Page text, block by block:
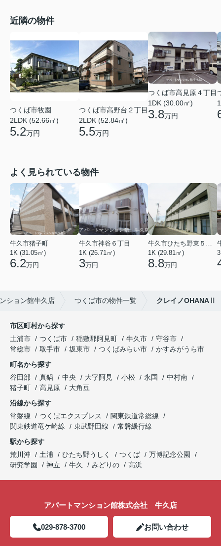
近隣の物件
つくば市牧園
2LDK (52.66㎡)
5.2万円
つくば市高野台２丁目
2LDK (52.84㎡)
5.5万円
つくば市高見原４丁目
1DK (30.00㎡)
3.8万円
よく見られている物件
牛久市猪子町
1K (31.05㎡)
6.2万円
牛久市神谷６丁目
1K (26.71㎡)
3万円
牛久市ひたち野東５丁目
1K (29.81㎡)
8.8万円
ション館牛久店 つくば市の物件一覧 クレイノOHANAⅡ
市区町村から探す
土浦市
つくば市 稲敷郡阿見町 牛久市
守谷市
常総市
取手市 坂東市 つくばみらい市
かすみがうら市
町名から探す
谷田部
真鍋 中央 大字阿見 小松 永国
中村南
猪子町
高見原
大角豆
沿線から探す
常磐線
つくばエクスプレス
関東鉄道常総線
関東鉄道竜ケ崎線
東武野田線
常磐緩行線
駅から探す
荒川沖
土浦 ひたち野うしく つくば
万博記念公園
研究学園
神立 牛久 みどりの 高浜
アパートマンション館株式会社 牛久店
029-878-3700 お問い合わせ